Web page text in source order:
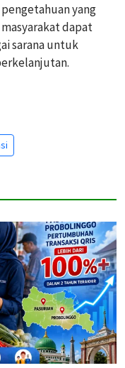
yang
dapat
sarana untuk